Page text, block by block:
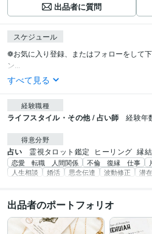
出品者に質問
スケジュール
❁お気に入り登録、またはフォローをして
ン...
すべて見る
経験職種
ライフスタイル・その他 / 占い師 経験年
得意分野
占い 霊視タロット鑑定 ヒーリング 縁
恋愛 転職 人間関係 不倫 復縁 仕事
人生相談
婚活 思念伝達 波動修正 潜
出品者のポートフォリオ